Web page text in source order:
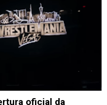
oficial da